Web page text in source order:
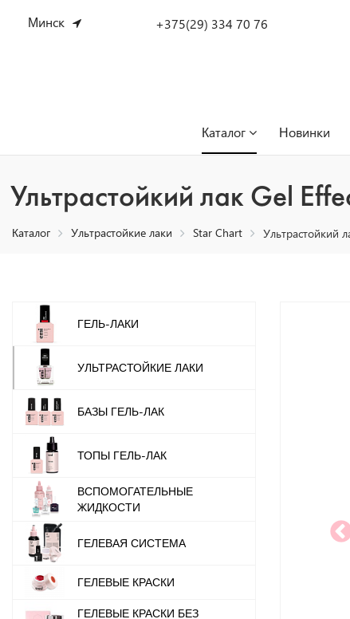
Минск +375(29) 334 70 76
Каталог Новинки
Ультрастойкий лак Gel
Каталог Ультрастойкие лаки Star Chart Ультрастойкий
ГЕЛЬ-ЛАКИ
УЛЬТРАСТОЙКИЕ ЛАКИ
БАЗЫ ГЕЛЬ-ЛАК
ТОПЫ ГЕЛЬ-ЛАК
ВСПОМОГАТЕЛЬНЫЕ
ЖИДКОСТИ
ГЕЛЕВАЯ СИСТЕМА
ГЕЛЕВЫЕ КРАСКИ
ГЕЛЕВЫЕ КРАСКИ БЕЗ